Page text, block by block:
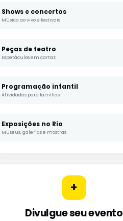
Shows e concertos
Música ao vivo e festivais
Peças de teatro
Espetáculos em cartaz
Programação infantil
Atividades para famílias
Exposições no Rio
Museus, galerias e mostras
+
Divulgue seu evento